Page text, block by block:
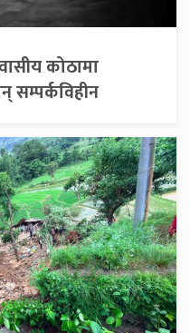
कोठामा
सम्पर्कविहीन